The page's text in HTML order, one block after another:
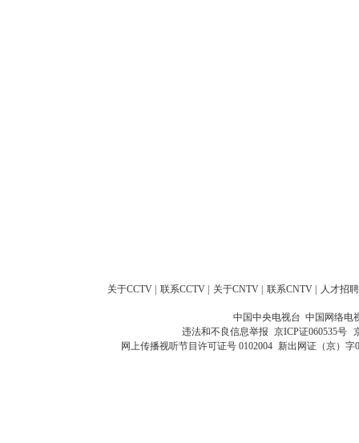
关于CCTV 联系CCTV 关于CNTV 联系CNTV 人才招聘
中国中央电视台 中国网络电
违法和不良信息举报 京ICP证060535号
网上传播视听节目许可证号 0102004 新出网证（京）